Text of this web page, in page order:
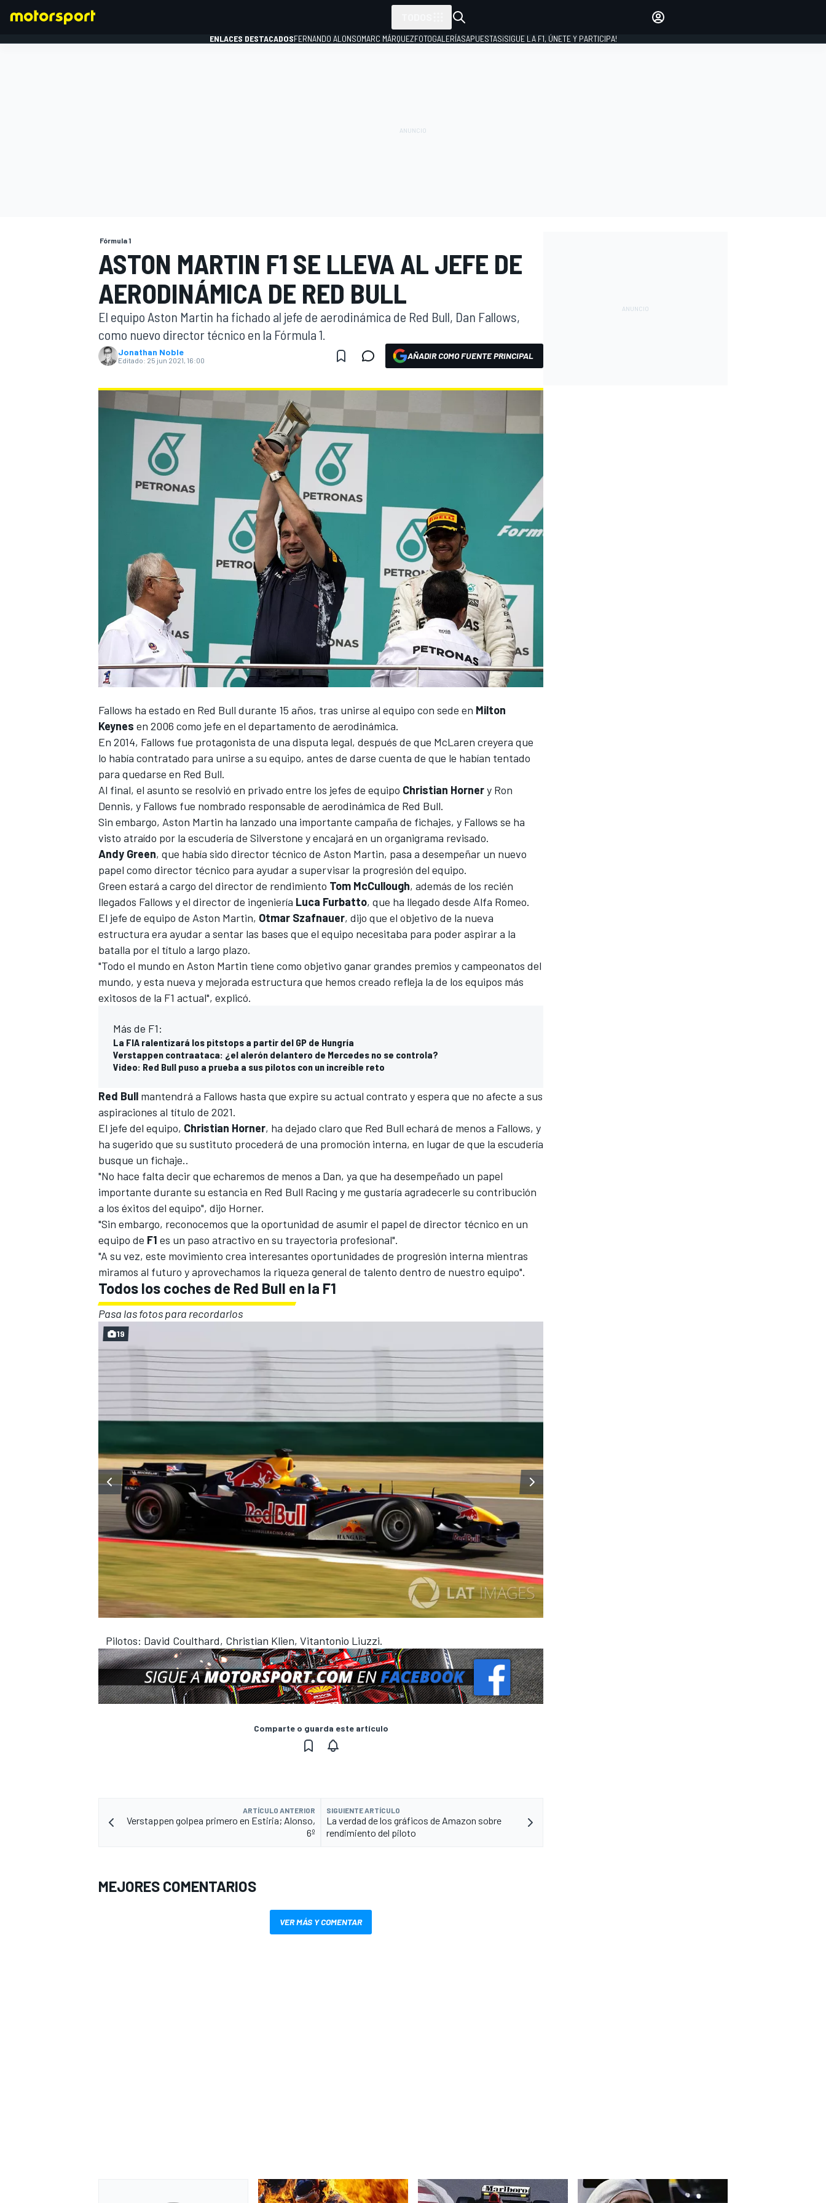
FÓRMULA E
MÁS CATEGORÍAS
ENLACES DESTACADOSFERNANDO ALONSOMARC MÁRQUEZFOTOGALERÍASAPUESTAS¡SIGUE LA F1, ÚNETE Y PARTICIPA!
Fórmula 1
ASTON MARTIN F1 SE LLEVA AL JEFE DE
AERODINÁMICA DE RED BULL
El equipo Aston Martin ha fichado al jefe de aerodinámica de Red Bull, Dan Fallows,
como nuevo director técnico en la Fórmula 1.
Jonathan Noble
Editado: 25 jun 2021, 16:00 AÑADIR COMO FUENTE PRINCIPAL
Fallows ha estado en Red Bull durante 15 años, tras unirse al equipo con sede en Milton
Keynes en 2006 como jefe en el departamento de aerodinámica.
En 2014, Fallows fue protagonista de una disputa legal, después de que McLaren creyera que
lo había contratado para unirse a su equipo, antes de darse cuenta de que le habían tentado
para quedarse en Red Bull.
Al final, el asunto se resolvió en privado entre los jefes de equipo Christian Hornery Ron
Dennis, y Fallows fue nombrado responsable de aerodinámica de Red Bull.
Sin embargo, Aston Martin ha lanzado una importante campaña de fichajes, y Fallows se ha
visto atraído por la escudería de Silverstone y encajará en un organigrama revisado.
Andy Green, que había sido director técnico de Aston Martin, pasa a desempeñar un nuevo
papel como director técnico para ayudar a supervisar la progresión del equipo.
Green estará a cargo del director de rendimiento Tom McCullough, además de los recién
llegados Fallows y el director de ingeniería Luca Furbatto, que ha llegado desde Alfa Romeo.
El jefe de equipo de Aston Martin, Otmar Szafnauer, dijo que el objetivo de la nueva
estructura era ayudar a sentar las bases que el equipo necesitaba para poder aspirar a la
batalla por el título a largo plazo.
"Todo el mundo en Aston Martin tiene como objetivo ganar grandes premios y campeonatos del
mundo, y esta nueva y mejorada estructura que hemos creado refleja la de los equipos más
exitosos de la F1 actual", explicó.
Más de F1:
La FIA ralentizará los pitstops a partir del GP de Hungría
Verstappen contraataca: ¿el alerón delantero de Mercedes no se controla?
Video: Red Bull puso a prueba a sus pilotos con un increíble reto
Red Bull mantendrá a Fallows hasta que expire su actual contrato y espera que no afecte a sus
aspiraciones al título de 2021.
El jefe del equipo, Christian Horner, ha dejado claro que Red Bull echará de menos a Fallows, y
ha sugerido que su sustituto procederá de una promoción interna, en lugar de que la escudería
busque un fichaje..
"No hace falta decir que echaremos de menos a Dan, ya que ha desempeñado un papel
importante durante su estancia en Red Bull Racing y me gustaría agradecerle su contribución
a los éxitos del equipo", dijo Horner.
"Sin embargo, reconocemos que la oportunidad de asumir el papel de director técnico en un
equipo de F1 es un paso atractivo en su trayectoria profesional".
"A su vez, este movimiento crea interesantes oportunidades de progresión interna mientras
miramos al futuro y aprovechamos la riqueza general de talento dentro de nuestro equipo".
Todos los coches de Red Bull en la F1
Pasa las fotos para recordarlos
Pilotos: David Coulthard, Christian Klien, Vitantonio Liuzzi.
19
Comparte o guarda este artículo
ARTÍCULO ANTERIOR
Verstappen golpea primero en Estiria; Alonso,
6º
SIGUIENTE ARTÍCULO
La verdad de los gráficos de Amazon sobre
rendimiento del piloto
MEJORES COMENTARIOS
VER MÁS Y COMENTAR